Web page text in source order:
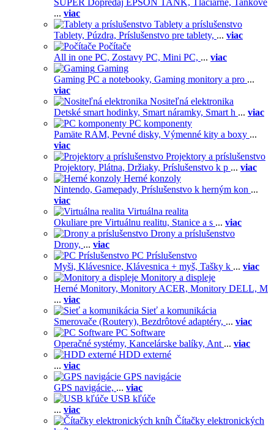
SUPER Dopredaj EPSON TANK, Tlačiarne, Tankové
... viac
Tablety a príslušenstvo
Tablety, Púzdra, Príslušenstvo pre tablety, ... viac
Počítače
All in one PC, Zostavy PC, Mini PC, ... viac
Gaming
Gaming PC a notebooky, Gaming monitory a pro ...
viac
Nositeľná elektronika
Detské smart hodinky, Smart náramky, Smart h ... viac
PC komponenty
Pamäte RAM, Pevné disky, Výmenné kity a boxy ...
viac
Projektory a príslušenstvo
Projektory, Plátna, Držiaky, Príslušenstvo k p ... viac
Herné konzoly
Nintendo, Gamepady, Príslušenstvo k herným kon ...
viac
Virtuálna realita
Okuliare pre Virtuálnu realitu, Stanice a s ... viac
Drony a príslušenstvo
Drony, ... viac
PC Príslušenstvo
Myši, Klávesnice, Klávesnica + myš, Tašky k ... viac
Monitory a displeje
Herné Monitory, Monitory ACER, Monitory DELL, M
... viac
Sieť a komunikácia
Smerovače (Routery), Bezdrôtové adaptéry, ... viac
PC Software
Operačné systémy, Kancelárske balíky, Ant ... viac
HDD externé
... viac
GPS navigácie
GPS navigácie, ... viac
USB kľúče
... viac
Čítačky elektronických